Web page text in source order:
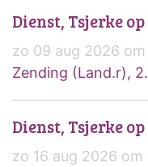
Dienst, Tsjerke
zo 09 aug 2026
Zending (Land.r),
Dienst, Tsjerke
zo 16 aug 2026 om